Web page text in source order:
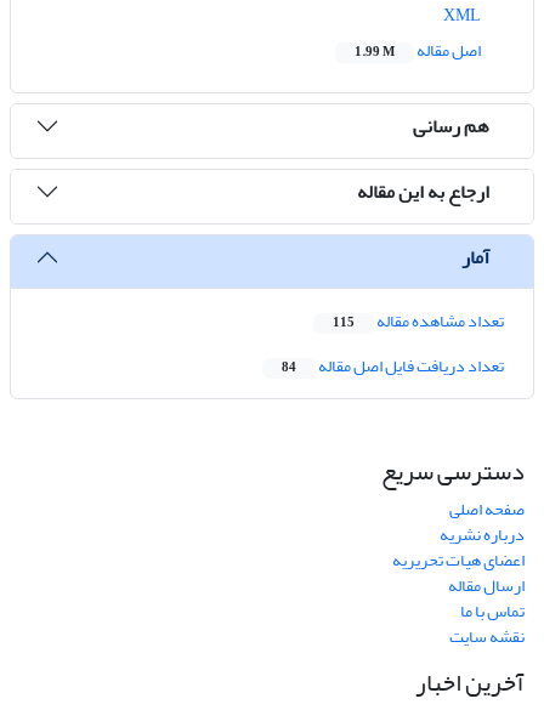
اصل مقاله
1.99 M
هم رسانی
ارجاع به این مقاله
آمار
تعداد مشاهده مقاله 115
تعداد دریافت فایل اصل مقاله 84
دسترسی سریع
صفحه اصلی
درباره نشریه
اعضای هیات تحریریه
ارسال مقاله
تماس با ما
نقشه سایت
آخرین اخبار